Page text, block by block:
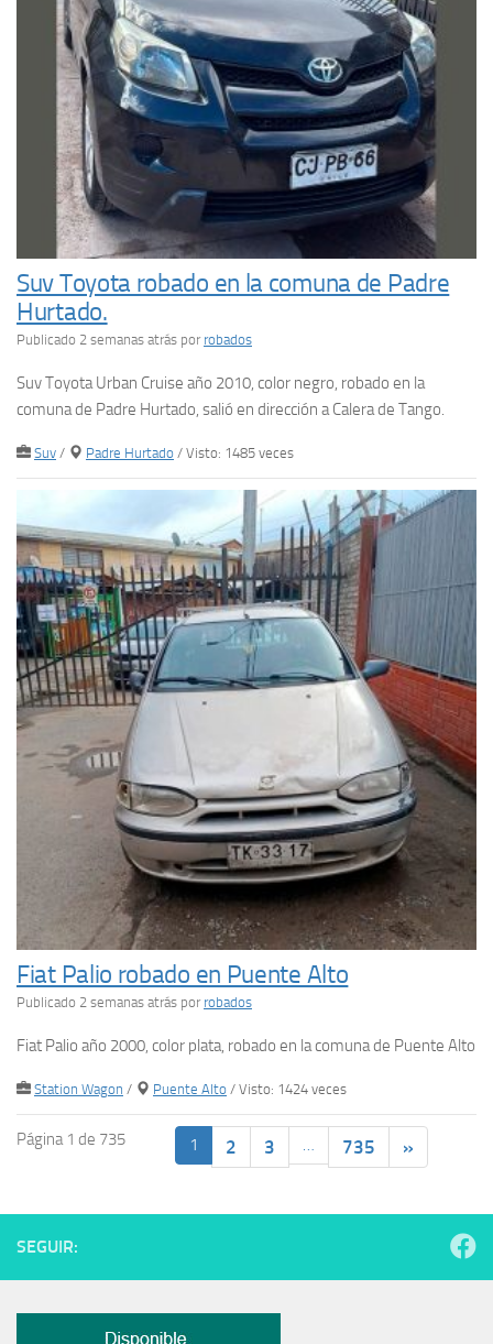
Suv Toyota robado en la comuna de Padre
Hurtado.
Publicado 2 semanas atrás por robados
Suv Toyota Urban Cruise año 2010, color negro, robado en la
comuna de Padre Hurtado, salió en dirección a Calera de Tango.
Suv / Padre Hurtado / Visto: 1485 veces
Fiat Palio robado en Puente Alto
Publicado 2 semanas atrás por robados
Fiat Palio año 2000, color plata, robado en la comuna de Puente Alto
Station Wagon / Puente Alto / Visto: 1424 veces
Página 1 de 735 1 2 3 … 735 »
SEGUIR: